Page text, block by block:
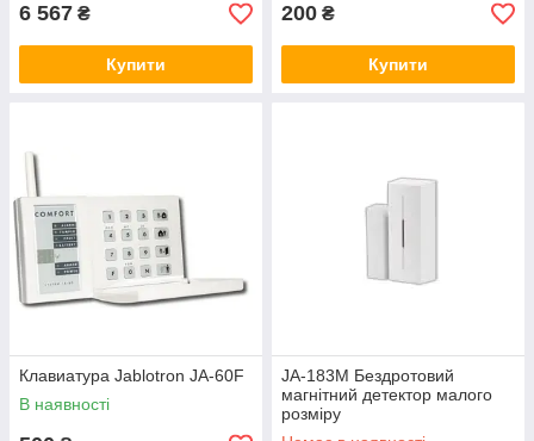
6 567 ₴
Купити
200 ₴
Купити
Клавиатура Jablotron JA-60F
В наявності
JA-183M Бездротовий
магнітний детектор малого
розміру